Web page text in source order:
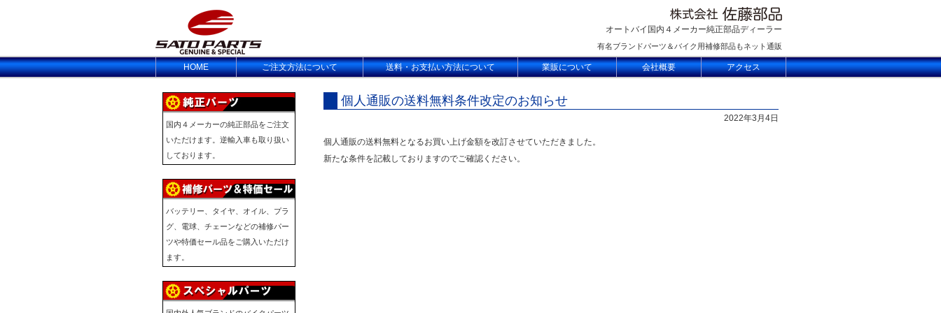
オートバイ国内４メーカー純正部品ディーラー
有名ブランドパーツ＆バイク用補修部品もネット通販
HOME ご注文方法について 送料・お支払い方法について 業販について 会社概要 アクセス
国内４メーカーの純正部品をご注文
いただけます。逆輸入車も取り扱い
しております。
バッテリー、タイヤ、オイル、プラ
グ、電球、チェーンなどの補修パー
ツや特価セール品をご購入いただけ
ます。
個人通販の送料無料条件改定のお知らせ
2022年3月4日
個人通販の送料無料となるお買い上げ金額を改訂させていただきました。
新たな条件を記載しておりますのでご確認ください。